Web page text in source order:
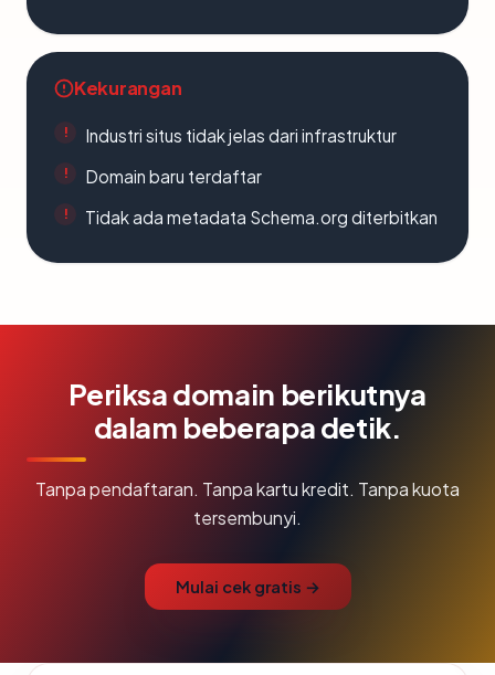
Kekurangan
Industri situs tidak jelas dari infrastruktur
Domain baru terdaftar
Tidak ada metadata Schema.org diterbitkan
Periksa domain berikutnya
dalam beberapa detik.
Tanpa pendaftaran. Tanpa kartu kredit. Tanpa kuota
tersembunyi.
Mulai cek gratis →